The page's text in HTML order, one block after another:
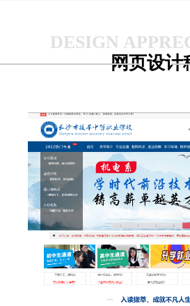
师专业为主，紧跟市场需求的
保育、新能源汽车维修、会计
计算机平面设计、计算机网络
服务、电子与信息技术等13个
件优越，生态化校园，环境优
园主体建筑呈现英伦风情的风
桥流水，中西文化完美糅合。
到了上级部门的高度认可和社
网页设计